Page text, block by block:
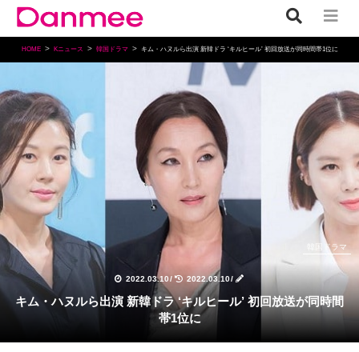
HOME Kニュース 韓国ドラマ キム・ハヌルら出演 新韓ドラ ‘キルヒール’ 初回放送が同時間帯1位に
2022.03.10/ 2022.03.10/
韓国ドラマ
キム・ハヌルら出演 新韓ドラ ‘キルヒール’ 初回放送が同時間
帯1位に